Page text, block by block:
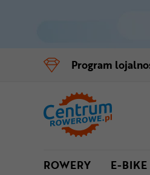
Menu
Filtry
Stopka
Program
ROWERY E-BIKE